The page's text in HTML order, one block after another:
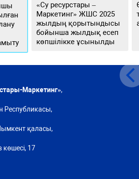
«Су ресурстары –
Маркетинг» ЖШС 2025
жылдың қорытындысы
бойынша жылдық есеп
көпшілікке ұсынылды
Маркетинг»,
Республикасы,
қаласы,
17